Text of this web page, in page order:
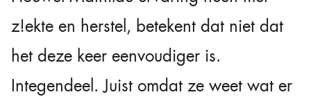
z!ekte en herstel, betekent dat niet dat
het deze keer eenvoudiger is.
Integendeel. Juist omdat ze weet wat er